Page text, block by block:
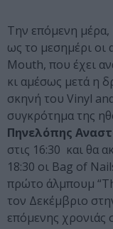
Την επόμενη
ως το μεσημέρι οι
Mouth, που έχει
κι αμέσως μετά η
σκηνή του Vinyl
συγκρότημα της
Πηνελόπης
στις 16:30 και θα
18:30 οι Bag of
πρώτο άλμπουμ
τον Δεκέμβριο
επόμενης χρονιάς